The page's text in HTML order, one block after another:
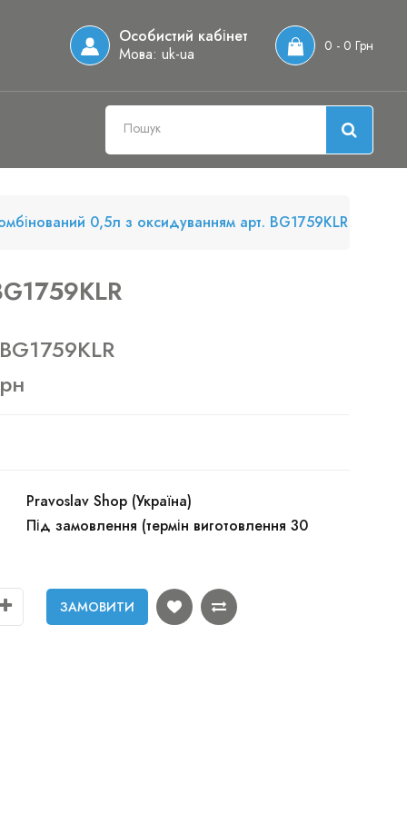
Особистий кабінет
Мова: uk-ua 0 - 0 Грн
0,5л з оксидуванням арт. BG1759KLR
Pravoslav Shop (Україна)
Під замовлення (термін виготовлення 30
ЗАМОВИТИ